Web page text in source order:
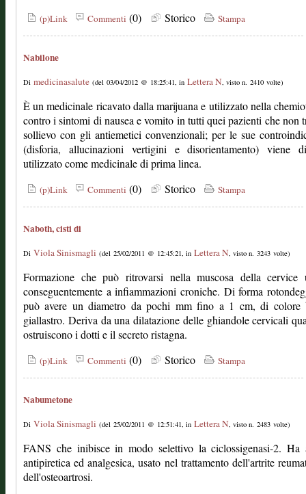
(p)Link Commenti (0) Storico Stampa
Nabilone
Di medicinasalute (del 03/04/2012 @ 18:25:41, in Lettera N, visto n. 2410 volte)
È un medicinale ricavato dalla marijuana e utilizzato nella
contro i sintomi di nausea e vomito in tutti quei pazienti che non
sollievo con gli antiemetici convenzionali; per le sue
(disforia, allucinazioni vertigini e disorientamento) viene
utilizzato come medicinale di prima linea.
(p)Link Commenti (0) Storico Stampa
Naboth, cisti di
Di Viola Sinismagli (del 25/02/2011 @ 12:45:21, in Lettera N, visto n. 3243 volte)
Formazione che può ritrovarsi nella muscosa della cervice
conseguentemente a infiammazioni croniche. Di forma
può avere un diametro da pochi mm fino a 1 cm, di colore
giallastro. Deriva da una dilatazione delle ghiandole cervicali
ostruiscono i dotti e il secreto ristagna.
(p)Link Commenti (0) Storico Stampa
Nabumetone
Di Viola Sinismagli (del 25/02/2011 @ 12:51:41, in Lettera N, visto n. 2483 volte)
FANS che inibisce in modo selettivo la ciclossigenasi-2. Ha
antipiretica ed analgesica, usato nel trattamento dell'artrite
dell'osteoartrosi.